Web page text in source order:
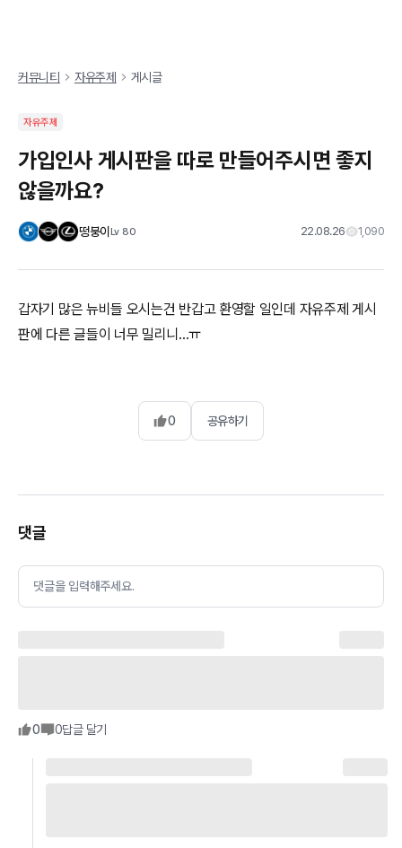
커뮤니티 자유주제 게시글
자유주제
가입인사 게시판을 따로 만들어주시면 좋지
않을까요?
떵붕이 Lv 80 22.08.26 1,090
갑자기 많은 뉴비들 오시는건 반갑고 환영할 일인데 자유주제 게시
판에 다른 글들이 너무 밀리니...ㅠ
0 공유하기
댓글
댓글을 입력해주세요.
0 0답글 달기